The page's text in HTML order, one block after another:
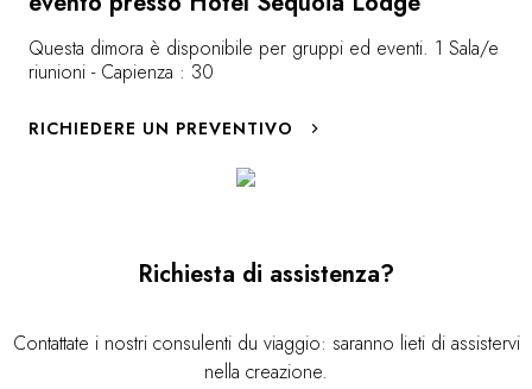
Richiesta di assistenza?
Contattate i nostri consulenti du viaggio: saranno lieti di assistervi
nella creazione.
Questa dimora è disponibile per gruppi ed eventi. 1 Sala/e
riunioni - Capienza : 30
RICHIEDERE UN PREVENTIVO